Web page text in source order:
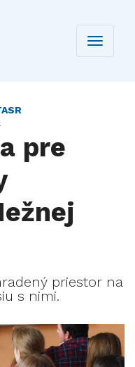
Toggle
pre
priestor na
s nimi.